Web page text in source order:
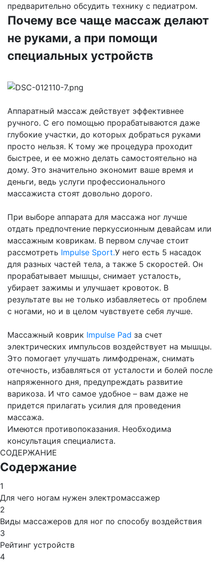
предварительно обсудить технику с педиатром.
Почему все чаще массаж делают
не руками, а при помощи
специальных устройств
Аппаратный массаж действует эффективнее
ручного. С его помощью прорабатываются даже
глубокие участки, до которых добраться руками
просто нельзя. К тому же процедура проходит
быстрее, и ее можно делать самостоятельно на
дому. Это значительно экономит ваше время и
деньги, ведь услуги профессионального
массажиста стоят довольно дорого.
При выборе аппарата для массажа ног лучше
отдать предпочтение перкуссионным девайсам или
массажным коврикам. В первом случае стоит
рассмотреть Impulse Sport.У него есть 5 насадок
для разных частей тела, а также 5 скоростей. Он
прорабатывает мышцы, снимает усталость,
убирает зажимы и улучшает кровоток. В
результате вы не только избавляетесь от проблем
с ногами, но и в целом чувствуете себя лучше.
Массажный коврик Impulse Pad за счет
электрических импульсов воздействует на мышцы.
Это помогает улучшать лимфодренаж, снимать
отечность, избавляться от усталости и болей после
напряженного дня, предупреждать развитие
варикоза. И что самое удобное – вам даже не
придется прилагать усилия для проведения
массажа.
Имеются противопоказания. Необходима
консультация специалиста.
СОДЕРЖАНИЕ
Содержание
1
Для чего ногам нужен электромассажер
2
Виды массажеров для ног по способу воздействия
3
Рейтинг устройств
4